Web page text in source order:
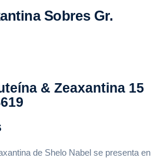
Sobres Gr.
& Zeaxantina 15
de Shelo Nabel se presenta en